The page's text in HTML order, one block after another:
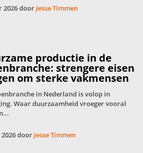
2026 door Jesse Timmen
productie in de
strengere eisen
om sterke vakmensen
in Nederland is volop in
Waar duurzaamheid vroeger vooral
2026 door Jesse Timmen